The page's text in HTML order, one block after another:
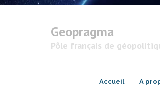
Geopragma
Pôle français de
Accueil A